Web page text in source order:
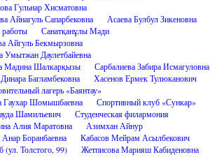
Гульнар Хисматовна
Айнагуль Сапарбековна
Асаева Булбул Зикеновна
работы
Санатқанұлы Мәди
Айгуль Бекмырзовна
Умытжан Даулетбайевна
Мадина Шалкарқызы
Сарбалиева Забира Исмагуловна
Багламбековна
Хасенов Ермек Тулюканович
лагерь «Баянтау»
Гаухар Шомышбаевна
Спортивный клуб «Сункар»
Шамильевич
Студенческая филармония
Алия Маратовна
Азимхан Айнур
Боранбаевна
Кабасов Мейрам Асылбекович
(ул. Толстого, 99)
Жетписова Марияш Кабиденовна